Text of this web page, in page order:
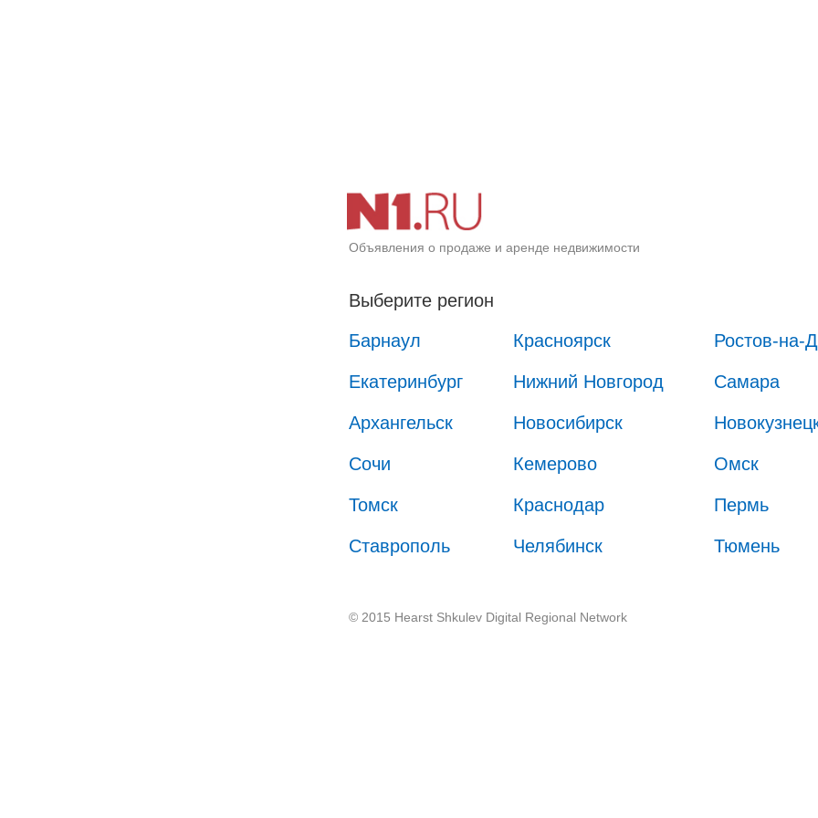
Объявления о продаже и аренде недвижимости
Выберите регион
Барнаул
Красноярск Ростов-на-
Екатеринбург Нижний Новгород Самара
Архангельск Новосибирск
Сочи Кемерово Омск
Томск Краснодар Пермь
Ставрополь Челябинск Тюмень
© 2015 Hearst Shkulev Digital Regional Network